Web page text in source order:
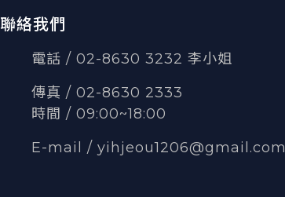
聯絡我們
電話 / 02-8630 3232 李小姐
傳真 / 02-8630 2333
時間 / 09:00~18:00
E-mail / yihjeou1206@gmail.com